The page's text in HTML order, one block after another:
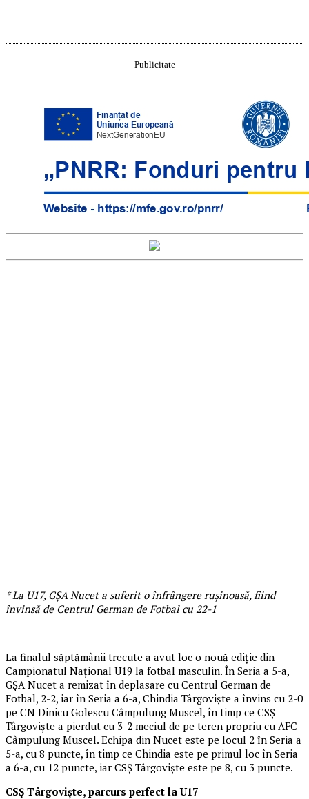
Publicitate
* La U17, GȘA Nucet a suferit o înfrângere rușinoasă, fiind
învinsă de Centrul German de Fotbal cu 22-1
La finalul săptămânii trecute a avut loc o nouă ediție din
Campionatul Național U19 la fotbal masculin. În Seria a 5-a,
GȘA Nucet a remizat în deplasare cu Centrul German de
Fotbal, 2-2, iar în Seria a 6-a, Chindia Târgoviște a învins cu 2-0
pe CN Dinicu Golescu Câmpulung Muscel, în timp ce CSȘ
Târgoviște a pierdut cu 3-2 meciul de pe teren propriu cu AFC
Câmpulung Muscel. Echipa din Nucet este pe locul 2 în Seria a
5-a, cu 8 puncte, în timp ce Chindia este pe primul loc în Seria
a 6-a, cu 12 puncte, iar CSȘ Târgoviște este pe 8, cu 3 puncte.
CSȘ Târgoviște, parcurs perfect la U17